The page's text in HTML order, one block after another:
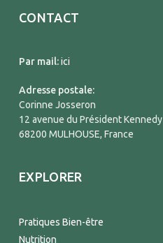
CONTACT
Par mail:ici
Adresse postale:
Corinne Josseron
12 avenue du Président Kennedy
68200 MULHOUSE, France
EXPLORER
Pratiques Bien-être
Nutrition